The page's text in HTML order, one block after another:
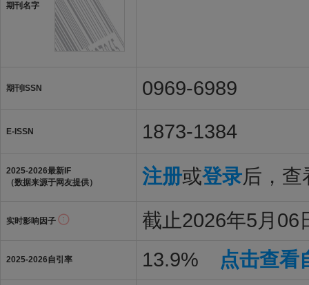
期刊名字
期刊ISSN 0969-6989
E-ISSN 1873-1384
2025-2026最新IF
（数据来源于网友提供）
注册或登录后，查
实时影响因子 截止2026年5月06
2025-2026自引率 13.9% 点击查看